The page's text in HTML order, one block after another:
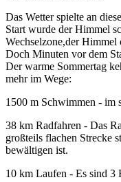
Das Wetter spielte an
Start wurde der Himmel
Wechselzone,der Himmel
Doch Minuten vor dem
Der warme Sommertag
mehr im Wege:
1500 m Schwimmen - im
38 km Radfahren - Das
großteils flachen Strecke
bewältigen ist.
10 km Laufen - Es sind 3